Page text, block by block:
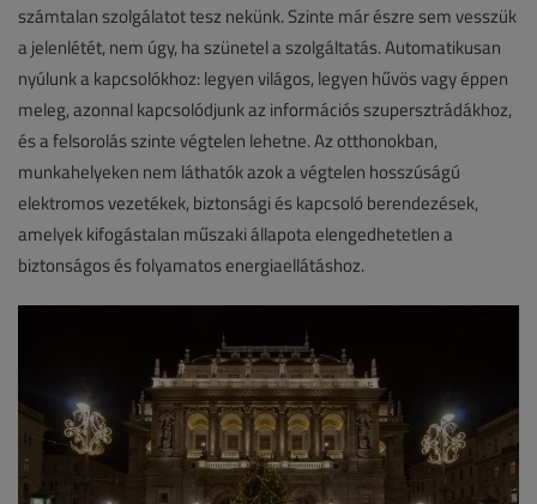
számtalan szolgálatot tesz nekünk. Szinte már észre sem vesszük
a jelenlétét, nem úgy, ha szünetel a szolgáltatás. Automatikusan
nyúlunk a kapcsolókhoz: legyen világos, legyen hűvös vagy éppen
meleg, azonnal kapcsolódjunk az információs szupersztrádákhoz,
és a felsorolás szinte végtelen lehetne. Az otthonokban,
munkahelyeken nem láthatók azok a végtelen hosszúságú
elektromos vezetékek, biztonsági és kapcsoló berendezések,
amelyek kifogástalan műszaki állapota elengedhetetlen a
biztonságos és folyamatos energiaellátáshoz.